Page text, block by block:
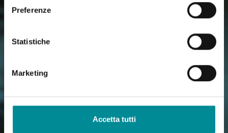
Preferenze
Statistiche
Marketing
Accetta tutti